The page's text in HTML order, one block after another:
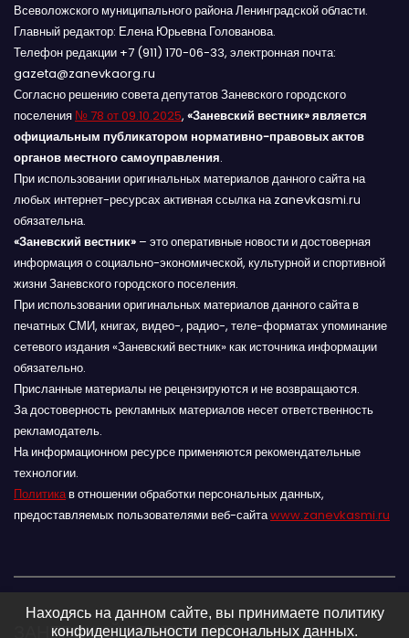
Всеволожского муниципального района Ленинградской области.
Главный редактор: Елена Юрьевна Голованова.
Телефон редакции +7 (911) 170-06-33, электронная почта:
gazeta@zanevkaorg.ru
Согласно решению совета депутатов Заневского городского
поселения № 78 от 09.10.2025, «Заневский вестник» является
официальным публикатором нормативно-правовых актов
органов местного самоуправления.
При использовании оригинальных материалов данного сайта на
любых интернет-ресурсах активная ссылка на zanevkasmi.ru
обязательна.
«Заневский вестник» – это оперативные новости и достоверная
информация о социально-экономической, культурной и спортивной
жизни Заневского городского поселения.
При использовании оригинальных материалов данного сайта в
печатных СМИ, книгах, видео-, радио-, теле-форматах упоминание
сетевого издания «Заневский вестник» как источника информации
обязательно.
Присланные материалы не рецензируются и не возвращаются.
За достоверность рекламных материалов несет ответственность
рекламодатель.
На информационном ресурсе применяются рекомендательные
технологии.
Политикав отношении обработки персональных данных,
предоставляемых пользователями веб-сайтаwww.zanevkasmi.ru
ЗАНЕВСКИЙ ВЕСТНИК 16+
Находясь на данном сайте, вы принимаете политику
конфиденциальности персональных данных.